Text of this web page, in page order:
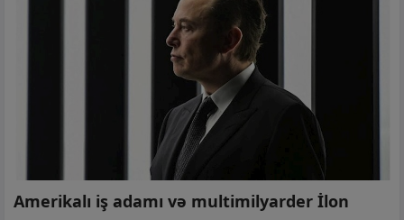
Amerikalı iş adamı və multimilyarder İlon